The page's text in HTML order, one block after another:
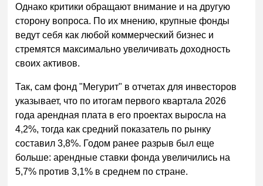
Однако критики обращают внимание и на другую
сторону вопроса. По их мнению, крупные фонды
ведут себя как любой коммерческий бизнес и
стремятся максимально увеличивать доходность
своих активов.
Так, сам фонд "Мегурит" в отчетах для инвесторов
указывает, что по итогам первого квартала 2026
года арендная плата в его проектах выросла на
4,2%, тогда как средний показатель по рынку
составил 3,8%. Годом ранее разрыв был еще
больше: арендные ставки фонда увеличились на
5,7% против 3,1% в среднем по стране.